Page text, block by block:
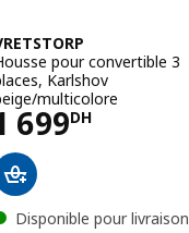
pour convertible 3
Karlshov
multicolore
699DH
1699DH
Disponible pour livraison